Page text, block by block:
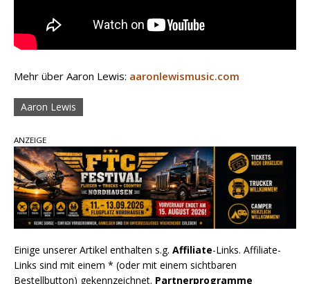
Mehr über Aaron Lewis: aaronlewismusic.com
Aaron Lewis
ANZEIGE
Einige unserer Artikel enthalten s.g. Affiliate-Links. Affiliate-
Links sind mit einem * (oder mit einem sichtbaren
Bestellbutton) gekennzeichnet. Partnerprogramme